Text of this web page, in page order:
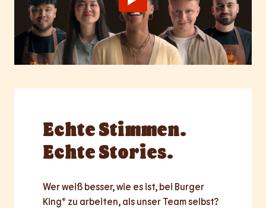
EchteStimmen.
Echte Stories.
Wer weiß besser, wie es ist, bei Burger
King® zu arbeiten, als unser Team selbst?